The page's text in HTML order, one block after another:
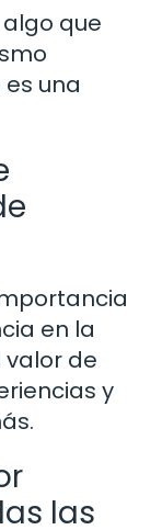
que
una
en la
de
y
las